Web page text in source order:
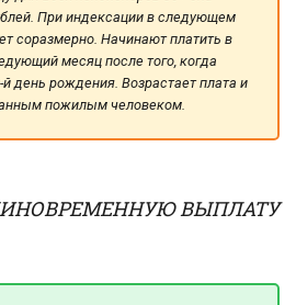
При индексации в следующем
соразмерно. Начинают платить в
месяц после того, когда
день рождения. Возрастает плата и
пожилым человеком.
ВЫПЛАТУ